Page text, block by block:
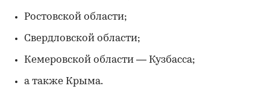
Ростовской области;
Свердловской области;
Кемеровской области — Кузбасса;
а также Крыма.